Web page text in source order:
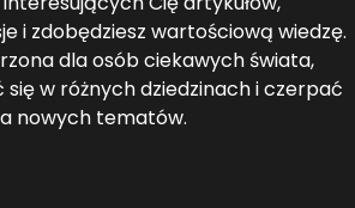
i zdobędziesz wartościową wiedzę.
dla osób ciekawych świata,
w różnych dziedzinach i czerpać
nowych tematów.